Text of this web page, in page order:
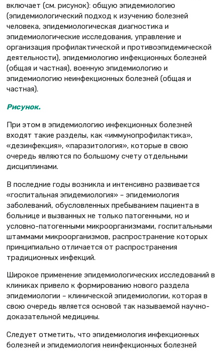
включает (см. рисунок): общую эпидемиологию
(эпидемиологический подход к изучению болезней
человека, эпидемиологическая диагностика и
эпидемиологические исследования, управление и
организация профилактической и противоэпидемической
деятельности), эпидемиологию инфекционных болезней
(общая и частная), военную эпидемиологию и
эпидемиологию неинфекционных болезней (общая и
частная).
Рисунок.
При этом в эпидемиологию инфекционных болезней
входят такие разделы, как «иммунопрофилактика»,
«дезинфекция», «паразитология», которые в свою
очередь являются по большому счету отдельными
дисциплинами.
В последние годы возникла и интенсивно развивается
«госпитальная эпидемиология» – эпидемиология
заболеваний, обусловленных пребыванием пациента в
больнице и вызванных не только патогенными, но и
условно-патогенными микроорганизмами, госпитальными
штаммами микроорганизмов, распространение которых
принципиально отличается от распространения
традиционных инфекций.
Широкое применение эпидемиологических исследований в
клиниках привело к формированию нового раздела
эпидемиологии – клинической эпидемиологии, которая в
свою очередь является основой так называемой научно-
доказательной медицины.
Следует отметить, что эпидемиология инфекционных
болезней и эпидемиология неинфекционных болезней